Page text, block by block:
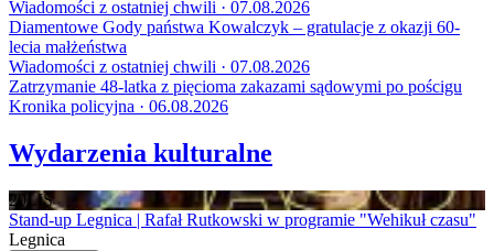
Wiadomości z ostatniej chwili · 07.08.2026
Diamentowe Gody państwa Kowalczyk – gratulacje z okazji 60-
lecia małżeństwa
Wiadomości z ostatniej chwili · 07.08.2026
Zatrzymanie 48-latka z pięcioma zakazami sądowymi po pościgu
Kronika policyjna · 06.08.2026
Wydarzenia kulturalne
20 LIS
Stand-up Legnica | Rafał Rutkowski w programie "Wehikuł czasu"
Legnica